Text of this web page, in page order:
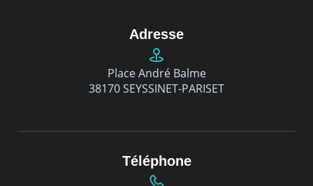
Adresse
Place André Balme
38170 SEYSSINET-PARISET
Téléphone